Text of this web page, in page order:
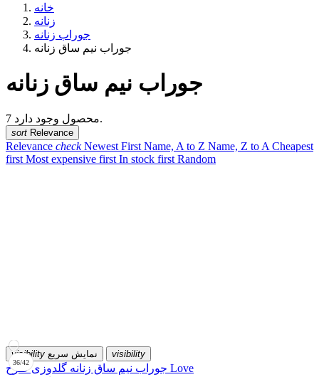
خانه
زنانه
جوراب زنانه
جوراب نیم ساق زنانه
تومان
تومان
Manufacturers
جوراب نیم ساق زنانه
7 محصول وجود دارد.
sort Relevance
Relevance check Newest First Name, A to Z Name, Z to A Cheapest
first Most expensive first In stock first Random
visibility نمایش سریع visibility
36/42
جوراب نیم ساق زنانه گلدوزی طرح Love